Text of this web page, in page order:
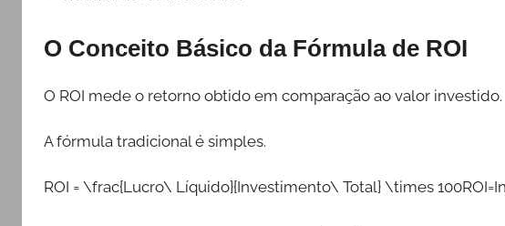
O Conceito Básico da Fórmula de ROI
O ROI mede o retorno obtido em comparação ao valor investido.
A fórmula tradicional é simples.
ROI = \frac{Lucro\ Líquido}{Investimento\ Total} \times 100